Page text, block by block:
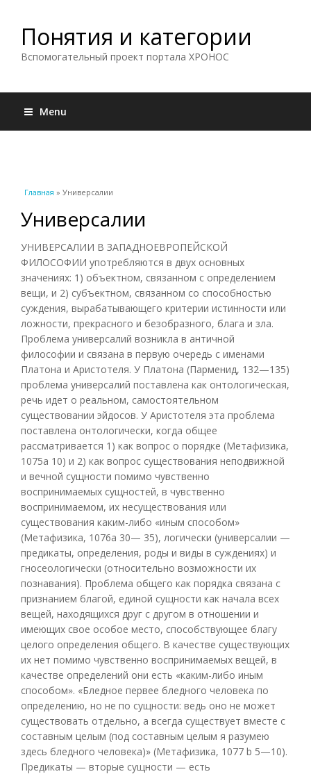
Понятия и категории
Вспомогательный проект портала ХРОНОС
Menu
Вы здесь
Главная » Универсалии
Универсалии
УНИВЕРСАЛИИ В ЗАПАДНОЕВРОПЕЙСКОЙ
ФИЛОСОФИИ употребляются в двух основных
значениях: 1) объектном, связанном с определением
вещи, и 2) субъектном, связанном со способностью
суждения, вырабатывающего критерии истинности или
ложности, прекрасного и безобразного, блага и зла.
Проблема универсалий возникла в античной
философии и связана в первую очередь с именами
Платона и Аристотеля. У Платона (Парменид, 132—135)
проблема универсалий поставлена как онтологическая,
речь идет о реальном, самостоятельном
существовании эйдосов. У Аристотеля эта проблема
поставлена онтологически, когда общее
рассматривается 1) как вопрос о порядке (Метафизика,
1075а 10) и 2) как вопрос существования неподвижной
и вечной сущности помимо чувственно
воспринимаемых сущностей, в чувственно
воспринимаемом, их несуществования или
существования каким-либо «иным способом»
(Метафизика, 1076а 30— 35), логически (универсалии —
предикаты, определения, роды и виды в суждениях) и
гносеологически (относительно возможности их
познавания). Проблема общего как порядка связана с
признанием благой, единой сущности как начала всех
вещей, находящихся друг с другом в отношении и
имеющих свое особое место, способствующее благу
целого определения общего. В качестве существующих
их нет помимо чувственно воспринимаемых вещей, в
качестве определений они есть «каким-либо иным
способом». «Бледное первее бледного человека по
определению, но не по сущности: ведь оно не может
существовать отдельно, а всегда существует вместе с
составным целым (под составным целым я разумею
здесь бледного человека)» (Метафизика, 1077 b 5—10).
Предикаты — вторые сущности — есть